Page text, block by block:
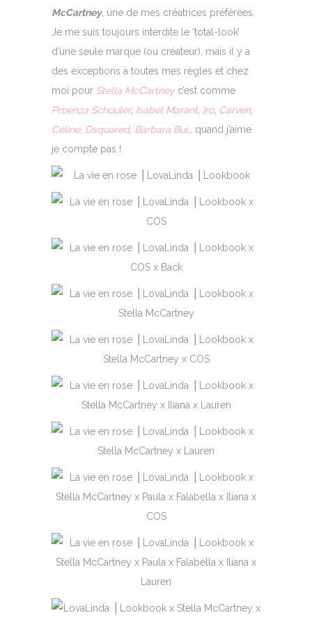
McCartney, une de mes créatrices préférées.
Je me suis toujours interdite le ‘total-look’
d’une seule marque (ou créateur), mais il y a
des exceptions à toutes mes règles et chez
moi pour Stella McCartneyc’est comme
Proenza Schouler, Isabel Marant, Iro, Carven,
Céline, Dsquared, Barbara Bui… quand j’aime
je compte pas !